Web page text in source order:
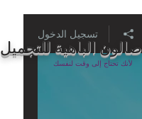
صالون الباهية للتجميل
لأنك تحتاج إلى وقت لنفسك
تسجيل الدخول